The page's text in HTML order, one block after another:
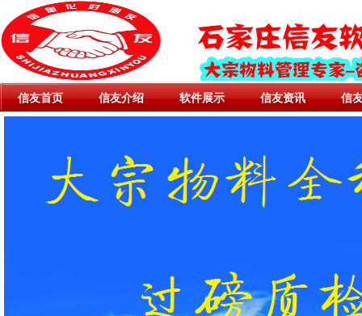
信友首页 信友介绍 软件展示 信友资讯 信